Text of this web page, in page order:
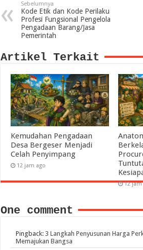
Sebelumnya
Kode Etik dan Kode Perilaku
Profesi Fungsional Pengelola
Pengadaan Barang/Jasa
Pemerintah
Artikel Terkait
Kemudahan Pengadaan
Desa Bergeser Menjadi
Celah Penyimpang
12 jam ago
12
One comment
Pingback: 3 Langkah Penyusunan Harga
Memajukan Bangsa